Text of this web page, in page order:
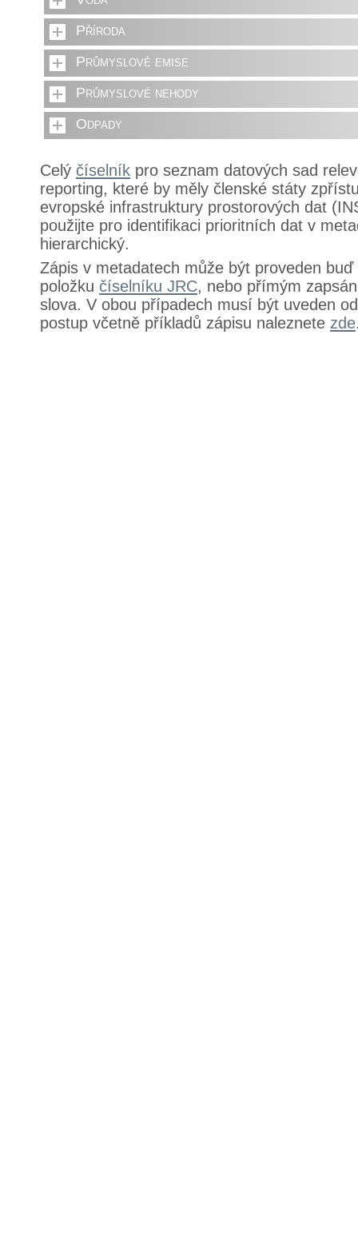
Příroda
Průmyslové emise
Průmyslové nehody
Odpady
Celý číselník pro seznam datových sad
reporting, které by měly členské státy
evropské infrastruktury prostorových dat
použijte pro identifikaci prioritních dat v
hierarchický.
Zápis v metadatech může být proveden
položku číselníku JRC, nebo přímým
slova. V obou případech musí být uveden
postup včetně příkladů zápisu naleznete zde